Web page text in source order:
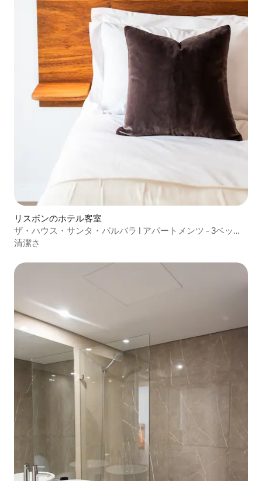
リスボンのホテル客室
ザ・ハウス・サンタ・バルバラ I アパートメンツ - 3ベッド
（2A）
清潔さ